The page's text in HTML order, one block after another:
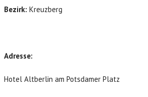
Bezirk: Kreuzberg
Adresse:
Hotel Altberlin am Potsdamer Platz